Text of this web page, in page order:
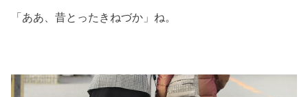
「ああ、昔とったきねづか」ね。